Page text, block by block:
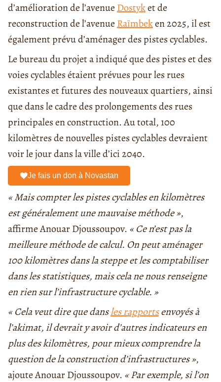
d’amélioration de l’avenue Dostyket de
reconstruction de l’avenue Raïmbeken 2025, il est
également prévu d’aménager des pistes cyclables.
Le bureau du projet a indiqué que des pistes et des
voies cyclables étaient prévues pour les rues
existantes et futures des nouveaux quartiers, ainsi
que dans le cadre des prolongements des rues
principales en construction. Au total, 100
kilomètres de nouvelles pistes cyclables devraient
voir le jour dans la ville d’ici 2040.
Je fais un don à Novastan
« Mais compter les pistes cyclables en kilomètres
est généralement une mauvaise méthode »,
affirme Anouar Djoussoupov. « Ce n’est pas la
meilleure méthode de calcul. On peut aménager
100 kilomètres dans la steppe et les comptabiliser
dans les statistiques, mais cela ne nous renseigne
en rien sur l’infrastructure cyclable. »
« Cela veut dire que dansles rapportsenvoyés à
l’akimat, il devrait y avoir d’autres indicateurs en
plus des kilomètres, pour mieux comprendre la
question de la construction d’infrastructures »,
ajoute Anouar Djoussoupov. « Par exemple, si l’on